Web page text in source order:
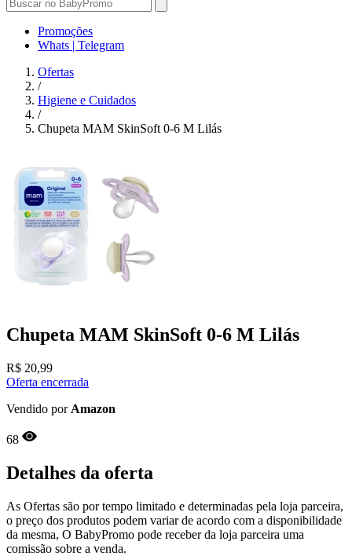
Promoções
Whats | Telegram
Ofertas
/
Higiene e Cuidados
/
Chupeta MAM SkinSoft 0-6 M Lilás
Chupeta MAM SkinSoft 0-6 M Lilás
R$ 20,99
Oferta encerrada
Vendido por Amazon
68
Detalhes da oferta
As Ofertas são por tempo limitado e determinadas pela loja parceira,
o preço dos produtos podem variar de acordo com a disponibilidade
da mesma, O BabyPromo pode receber da loja parceira uma
comissão sobre a venda.